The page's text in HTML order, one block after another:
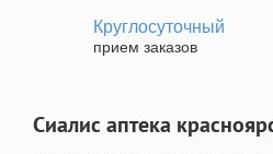
Круглосуточный
прием заказов
Сиалис аптека